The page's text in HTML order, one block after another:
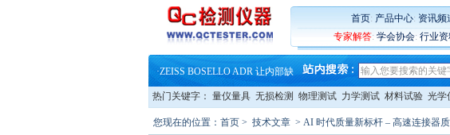
首页: 产品中心: 资讯频
专家解答: 学会协会: 行业资
蔡司软件 | 高效变形分析能
铸就AI服务器质量动脉 – 高
铸就AI服务器质量动脉 – 高
·ZEISS BOSELLO ADR 让内部缺
·蔡司和亿纬锂能达成战略合作
·大牌云集 买家升级 ——26
·蔡司软件 | 高效变形分析能
·铸就AI服务器质量动脉 – 高
热门关键字： 量仪量具 无损检测 物理测试 力学测试 材料试验 光学
您现在的位置： 首页 > 技术文章 > AI 时代质量新标杆 – 高速连接器